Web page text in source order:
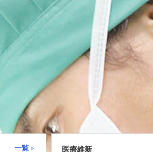
一覧
医療維新